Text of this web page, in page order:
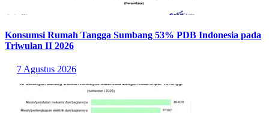
Konsumsi Rumah Tangga Sumbang 53% PDB Indonesia pada
Triwulan II 2026
7 Agustus 2026